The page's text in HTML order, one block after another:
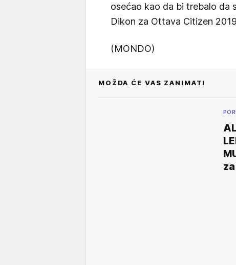
osećao kao da bi trebalo da
Dikon za Ottava Citizen
(MONDO)
MOŽDA ĆE VAS ZANIMATI